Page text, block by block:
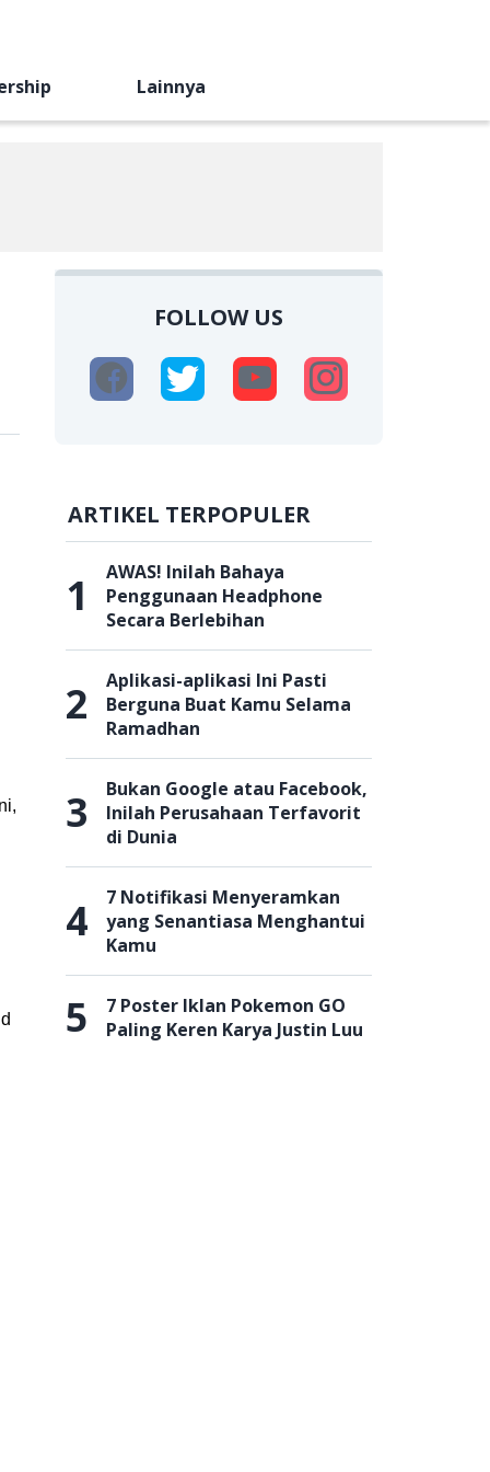
Lainnya
FOLLOW US
ARTIKEL TERPOPULER
1
AWAS! Inilah Bahaya
Penggunaan Headphone
Secara Berlebihan
2
Aplikasi-aplikasi Ini Pasti
Berguna Buat Kamu Selama
Ramadhan
3
Bukan Google atau Facebook,
Inilah Perusahaan Terfavorit
di Dunia
4
7 Notifikasi Menyeramkan
yang Senantiasa Menghantui
Kamu
5
7 Poster Iklan Pokemon GO
Paling Keren Karya Justin Luu